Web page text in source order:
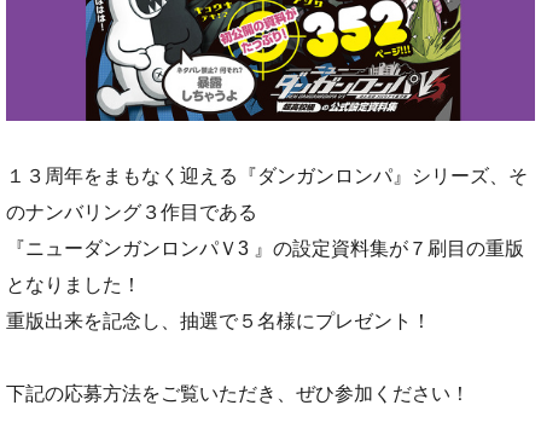
１３周年をまもなく迎える『ダンガンロンパ』シリーズ、そ
のナンバリング３作目である
『ニューダンガンロンパＶ3 』の設定資料集が７刷目の重版
となりました！
重版出来を記念し、抽選で５名様にプレゼント！
下記の応募方法をご覧いただき、ぜひ参加ください！